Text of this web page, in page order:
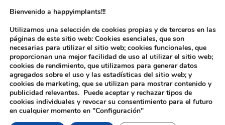
Inicio/Implantología/Aditamentos Digitales /3i®
Certain®/ Interfase Rotatoria 3i® Certain®
Bienvenido a happyimplants!!!
Utilizamos una selección de cookies propias y de terceros en las
páginas de este sitio web: Cookies esenciales, que son
necesarias para utilizar el sitio web; cookies funcionales, que
proporcionan una mejor facilidad de uso al utilizar el sitio web;
cookies de rendimiento, que utilizamos para generar datos
agregados sobre el uso y las estadísticas del sitio web; y
cookies de marketing, que se utilizan para mostrar contenido y
publicidad relevantes. Puede aceptar y rechazar tipos de
cookies individuales y revocar su consentimiento para el futuro
en cualquier momento en "Configuración"